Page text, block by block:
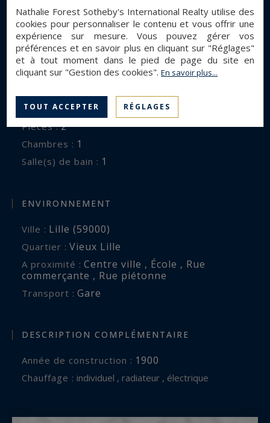
En savoir plus...
DESCRIPTION GÉNÉRALE
Surface : 44 m²
Pièces : 2
Chambres : 1
Salle(s) de bain : 1
ENVIRONNEMENT
Ville : Lille (59000)
Quartier : Vieux Lille
A proximité : Centre ville , École , Rue
commerçante , Rue piétonne
Transport : Gare
DESCRIPTION COMPLÉMENTAIRE
Année de construction : 1900
Chauffage : individuel , radiateur , électrique
Nathalie Forest Sotheby's International Realty utilise des
cookies pour personnaliser le contenu et vous offrir une
expérience sur mesure. Vous pouvez gérer vos
préférences et en savoir plus en cliquant sur "Réglages"
et à tout moment dans le pied de page du site en
cliquant sur "Gestion des cookies".En savoir plus...
TOUT ACCEPTER RÉGLAGES